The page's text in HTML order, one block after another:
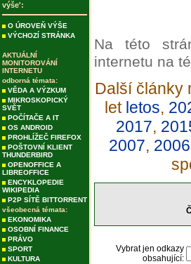
výše':
O ÚROVEŇ VÝŠE
VÝCHOZÍ STRÁNKA
AKTUÁLNÍ
MONITOROVÁNÍ
INTERNETU
odborná témata:
VĚDA A VÝZKUM
MIKROSKOPICKÝ
SVĚT
POČÍTAČE A IT
OS ANDROID
PROHLÍŽEČ FIREFOX
POŠTOVNÍ KLIENT
THUNDERBIRD
OPENOFFICE A
LIBREOFFICE
ENCYKLOPEDIE
WIKIPEDIA
P2P SÍTĚ BITTORRENT
všeobecná témata:
EKONOMIKA
OSOBNÍ FINANCE
PRÁVO
SPORT
KULTURA
Na této
internetu na
Další články
let letos,
2017,
2007, 2006
Vybrat jen odkazy
obsahující: